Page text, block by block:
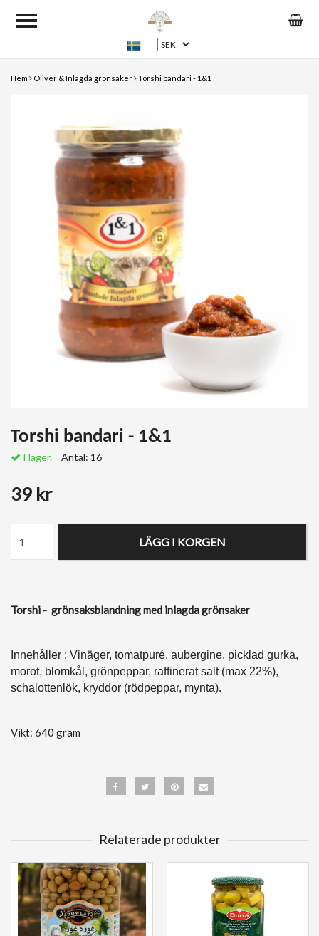
Hem Oliver & Inlagda grönsaker Torshi bandari - 1&1
Torshi bandari - 1&1
I lager. Antal: 16
39 kr
LÄGG I KORGEN
Torshi - grönsaksblandning med inlagda grönsaker
Innehåller : Vinäger, tomatpuré, aubergine, picklad gurka,
morot, blomkål, grönpeppar, raffinerat salt (max 22%),
schalottenlök, kryddor (rödpeppar, mynta).
Vikt: 640 gram
Relaterade produkter